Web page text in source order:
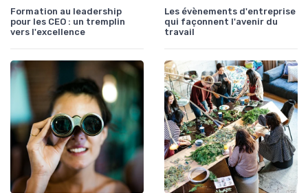
Formation au leadership
pour les CEO : un tremplin
vers l'excellence
Les évènements d'entreprise
qui façonnent l'avenir du
travail